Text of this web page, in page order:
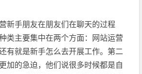
新手朋友在朋友们在聊天的过程
类主要集中在两个方面：网站运营
有就是新手怎么去开展工作。第二
加的急迫，他们说很多时候都是自